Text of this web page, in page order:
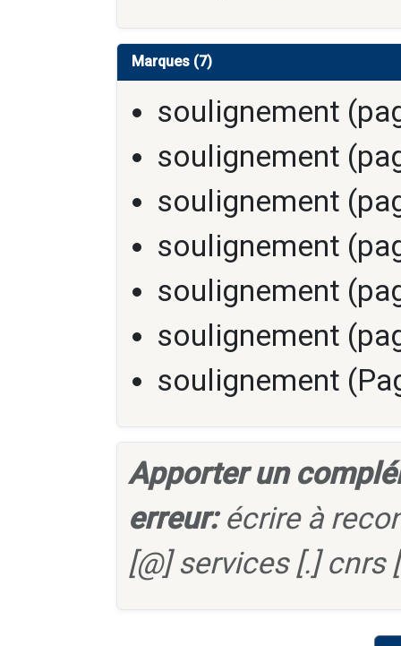
Marques (7)
soulignement
soulignement
soulignement
soulignement
soulignement
soulignement
soulignement
Apporter un
erreur:écrire à
[@] services [.] cnrs